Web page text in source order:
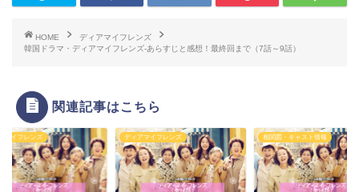
HOME
ディアマイフレンズ
韓国ドラマ・ディアマイフレンズ-あらすじと感想！最終回まで（7話～9話）
関連記事はこちら
マイフレンズ ディアマイフレンズ 相関図・キャスト情報